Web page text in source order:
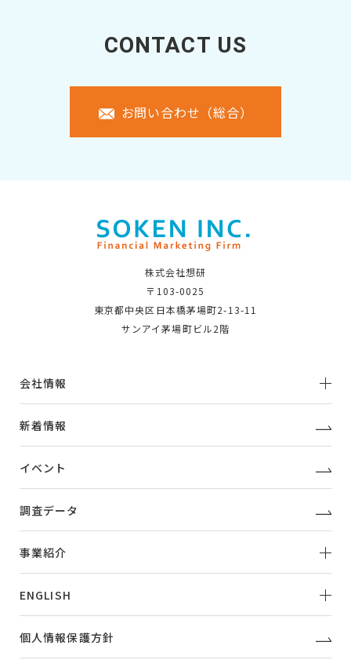
CONTACT US
お問い合わせ（総合）
株式会社想研
〒103-0025
東京都中央区日本橋茅場町2-13-11
サンアイ茅場町ビル2階
会社情報
新着情報
イベント
調査データ
事業紹介
ENGLISH
個人情報保護方針